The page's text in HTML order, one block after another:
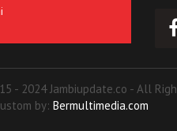
- 2024 Jambiupdate.co - All
by: Bermultimedia.com